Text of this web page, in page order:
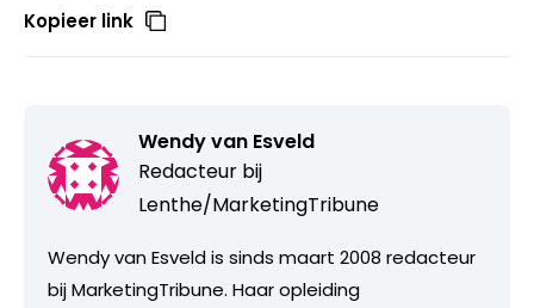
Kopieer link
Wendy van Esveld
Redacteur bij
Lenthe/MarketingTribune
Wendy van Esveld is sinds maart 2008 redacteur
bij MarketingTribune. Haar opleiding